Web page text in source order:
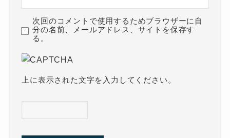
次回のコメントで使用するためブラウザーに自
分の名前、メールアドレス、サイトを保存す
る。
上に表示された文字を入力してください。